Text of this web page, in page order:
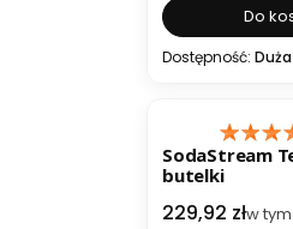
Do
Dostępność:
SodaStream
butelki
Cena brutto
229,92 złw tym